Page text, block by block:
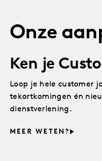
Onze
Ken je
Loop je hele customer
tekortkomingen én
dienstverlening.
MEER WETEN?